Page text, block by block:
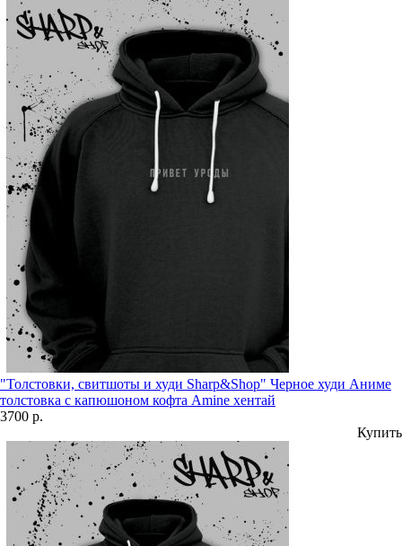
"Толстовки, свитшоты и худи Sharp&Shop" Черное худи Аниме
толстовка с капюшоном кофта Amine хентай
3700 р.
Купить